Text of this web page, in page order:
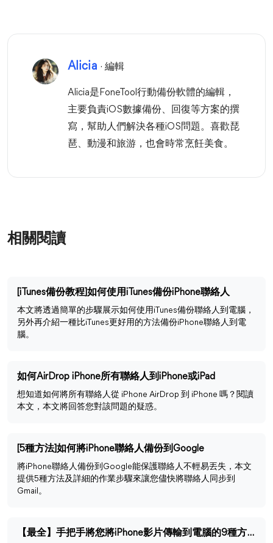
Alicia · 編輯
Alicia是FoneTool行動備份軟體的編輯，
主要負責iOS數據備份、回復等方案的撰
寫，幫助人們解決各種iOS問題。喜歡琵
琶、動漫和旅游，也會時常烹飪美食。
相關閱讀
[iTunes備份教程]如何使用iTunes備份iPhone聯絡人
本文將透過簡單的步驟展示如何使用iTunes備份聯絡人到電腦，
另外再介紹一種比iTunes更好用的方法備份iPhone聯絡人到電
腦。
如何AirDrop iPhone所有聯絡人到iPhone或iPad
想知道如何將所有聯絡人從 iPhone AirDrop 到 iPhone 嗎？閱讀
本文，本文將回答您對該問題的疑惑。
[5種方法]如何將iPhone聯絡人備份到Google
將iPhone聯絡人備份到Google能保護聯絡人不輕易丟失，本文
提供5種方法及詳細的作業步驟來讓您儘快將聯絡人同步到
Gmail。
【最全】手把手將您將iPhone影片傳輸到電腦的9種方法，快收藏吧！